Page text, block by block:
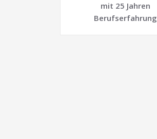
mit 25 Jahren
Berufserfahrung